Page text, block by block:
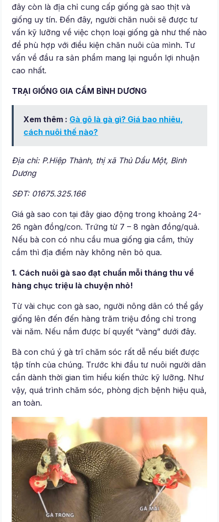
đây còn là địa chỉ cung cấp giống gà sao thịt và
giống uy tín. Đến đây, người chăn nuôi sẽ được tư
vấn kỹ lưỡng về việc chọn loại giống gà như thế nào
để phù hợp với điều kiện chăn nuôi của mình. Tư
vấn về đầu ra sản phẩm mang lại nguồn lợi nhuận
cao nhất.
TRẠI GIỐNG GIA CẦM BÌNH DƯƠNG
Xem thêm : Gà gô là gà gì? Giá bao nhiêu,
cách nuôi thế nào?
Địa chỉ: P.Hiệp Thành, thị xã Thủ Dầu Một, Bình
Dương
SĐT: 01675.325.166
Giá gà sao con tại đây giao động trong khoảng 24-
26 ngàn đồng/con. Trứng từ 7 – 8 ngàn đồng/quả.
Nếu bà con có nhu cầu mua giống gia cầm, thủy
cầm thì địa điểm này không nên bỏ qua.
1. Cách nuôi gà sao đạt chuẩn mỗi tháng thu về
hàng chục triệu là chuyện nhỏ!
Từ vài chục con gà sao, người nông dân có thể gầy
giống lên đến đến hàng trăm triệu đồng chỉ trong
vài năm. Nếu nắm được bí quyết “vàng” dưới đây.
Bà con chú ý gà trĩ chăm sóc rất dễ nếu biết được
tập tính của chúng. Trước khi đầu tư nuôi người dân
cần dành thời gian tìm hiểu kiến thức kỹ lưỡng. Như
vậy, quá trình chăm sóc, phòng dịch bệnh hiệu quả,
an toàn.